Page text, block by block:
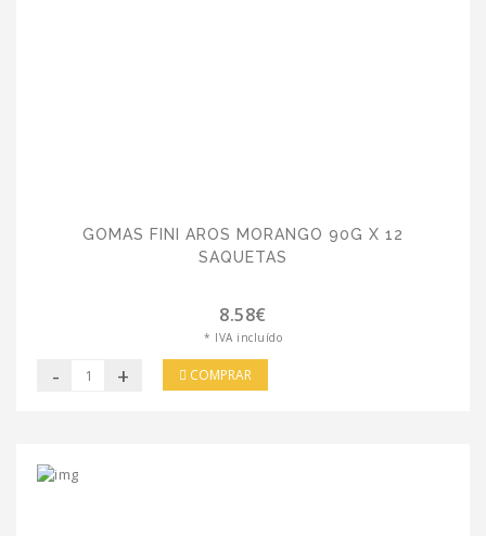
GOMAS FINI AROS MORANGO 90G X 12
SAQUETAS
8.58€
* IVA incluído
- + COMPRAR